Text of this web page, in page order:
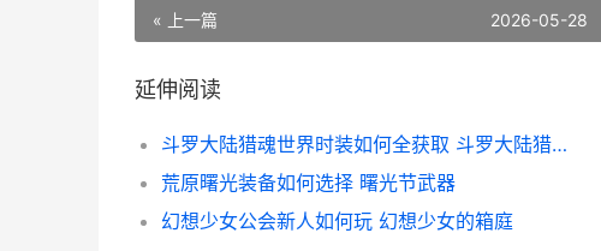
« 上一篇 2026-05-28
延伸阅读
斗罗大陆猎魂世界时装如何全获取 斗罗大陆猎魂世界官方版下载
荒原曙光装备如何选择 曙光节武器
幻想少女公会新人如何玩 幻想少女的箱庭